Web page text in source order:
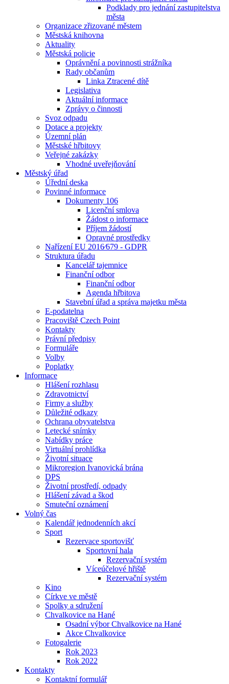
Podklady pro jednání zastupitelstva
města
Organizace zřizované městem
Městská knihovna
Aktuality
Městská policie
Oprávnění a povinnosti strážníka
Rady občanům
Linka Ztracené dítě
Legislativa
Aktuální informace
Zprávy o činnosti
Svoz odpadu
Dotace a projekty
Územní plán
Městské hřbitovy
Veřejné zakázky
Vhodné uveřejňování
Městský úřad
Úřední deska
Povinné informace
Dokumenty 106
Licenční smlova
Žádost o informace
Příjem žádostí
Opravné prostředky
Nařízení EU 2016⁄679 - GDPR
Struktura úřadu
Kancelář tajemnice
Finanční odbor
Finanční odbor
Agenda hřbitova
Stavební úřad a správa majetku města
E-podatelna
Pracoviště Czech Point
Kontakty
Právní předpisy
Formuláře
Volby
Poplatky
Informace
Hlášení rozhlasu
Zdravotnictví
Firmy a služby
Důležité odkazy
Ochrana obyvatelstva
Letecké snímky
Nabídky práce
Virtuální prohlídka
Životní situace
Mikroregion Ivanovická brána
DPS
Životní prostředí, odpady
Hlášení závad a škod
Smuteční oznámení
Volný čas
Kalendář jednodenních akcí
Sport
Rezervace sportovišť
Sportovní hala
Rezervační systém
Víceúčelové hřiště
Rezervační systém
Kino
Církve ve městě
Spolky a sdružení
Chvalkovice na Hané
Osadní výbor Chvalkovice na Hané
Akce Chvalkovice
Fotogalerie
Rok 2023
Rok 2022
Kontakty
Kontaktní formulář